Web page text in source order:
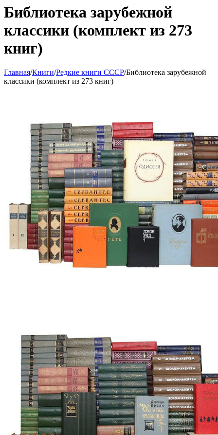
Библиотека зарубежной
классики (комплект из 273
книг)
Главная/Книги/Редкие книги СССР/Библиотека зарубежной
классики (комплект из 273 книг)